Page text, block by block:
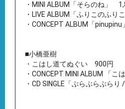
・MINI ALBUM「そらのね」
・LIVE ALBUM「ふりこのふ
・CONCEPT ALBUM「
■小橋亜樹
・こはし道てぬぐい 900円
・CONCEPT MINI ALBUM 「
・CD SINGLE「ぶらぶらぶら